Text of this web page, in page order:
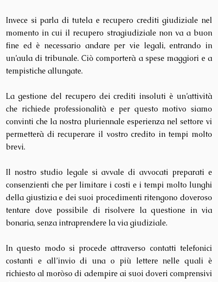
Invece si parla di tutela e recupero crediti giudiziale nel
momento in cui il recupero stragiudiziale non va a buon
fine ed è necessario andare per vie legali, entrando in
un’aula di tribunale. Ciò comporterà a spese maggiori e a
tempistiche allungate.
La gestione del recupero dei crediti insoluti è un’attività
che richiede professionalità e per questo motivo siamo
convinti che la nostra pluriennale esperienza nel settore vi
permetterà di recuperare il vostro credito in tempi molto
brevi.
Il nostro studio legale si avvale di avvocati preparati e
consenzienti che per limitare i costi e i tempi molto lunghi
della giustizia e dei suoi procedimenti ritengono doveroso
tentare dove possibile di risolvere la questione in via
bonaria, senza intraprendere la via giudiziale.
In questo modo si procede attraverso contatti telefonici
costanti e all’invio di una o più lettere nelle quali è
richiesto al moròso di adempire ai suoi doveri comprensivi